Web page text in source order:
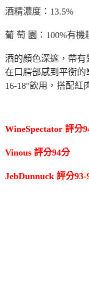
酒精濃度： 13.5%
葡 萄 園： 100%有機
酒的顏色深邃，帶
在口腭部感到平衡
16-18°飲用，搭配紅
WineSpectator 評分
Vinous 評分94分
JebDunnuck 評分93-